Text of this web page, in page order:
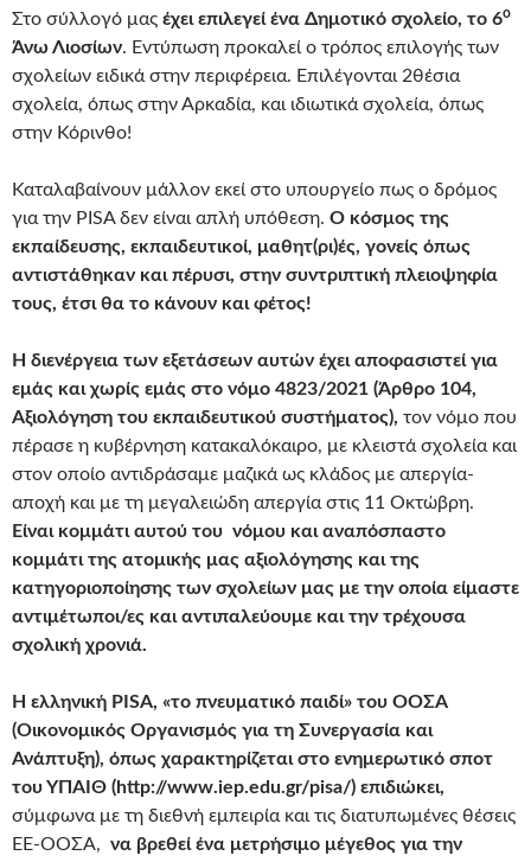
Στο σύλλογό μας έχει επιλεγεί ένα Δημοτικό σχολείο, το 6ο
Άνω Λιοσίων. Εντύπωση προκαλεί ο τρόπος επιλογής των
σχολείων ειδικά στην περιφέρεια. Επιλέγονται 2θέσια
σχολεία, όπως στην Αρκαδία, και ιδιωτικά σχολεία, όπως
στην Κόρινθο!
Καταλαβαίνουν μάλλον εκεί στο υπουργείο πως ο δρόμος
για την PISA δεν είναι απλή υπόθεση. Ο κόσμος της
εκπαίδευσης, εκπαιδευτικοί, μαθητ(ρι)ές, γονείς όπως
αντιστάθηκαν και πέρυσι, στην συντριπτική πλειοψηφία
τους, έτσι θα το κάνουν και φέτος!
Η διενέργεια των εξετάσεων αυτών έχει αποφασιστεί για
εμάς και χωρίς εμάς στο νόμο 4823/2021 (Άρθρο 104,
Αξιολόγηση του εκπαιδευτικού συστήματος), τον νόμο που
πέρασε η κυβέρνηση κατακαλόκαιρο, με κλειστά σχολεία και
στον οποίο αντιδράσαμε μαζικά ως κλάδος με απεργία-
αποχή και με τη μεγαλειώδη απεργία στις 11 Οκτώβρη.
Είναι κομμάτι αυτού του νόμου και αναπόσπαστο
κομμάτι της ατομικής μας αξιολόγησης και της
κατηγοριοποίησης των σχολείων μας με την οποία είμαστε
αντιμέτωποι/ες και αντιπαλεύουμε και την τρέχουσα
σχολική χρονιά.
Η ελληνική PISA, «το πνευματικό παιδί» του ΟΟΣΑ
(Οικονομικός Οργανισμός για τη Συνεργασία και
Ανάπτυξη), όπως χαρακτηρίζεται στο ενημερωτικό σποτ
του ΥΠΑΙΘ (http://www.iep.edu.gr/pisa/) επιδιώκει,
σύμφωνα με τη διεθνή εμπειρία και τις διατυπωμένες θέσεις
ΕΕ-ΟΟΣΑ, να βρεθεί ένα μετρήσιμο μέγεθος για την